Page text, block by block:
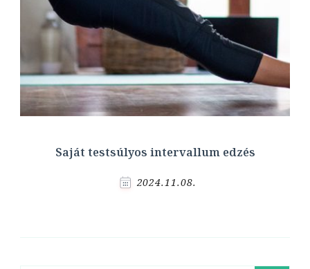
Saját testsúlyos intervallum edzés
2024.11.08.